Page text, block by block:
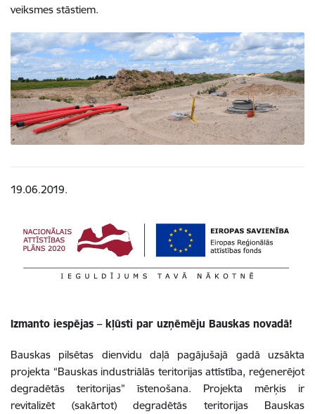
veiksmes stāstiem.
19.06.2019.
Izmanto iespējas – kļūsti par uzņēmēju Bauskas novadā!
Bauskas pilsētas dienvidu daļā pagājušajā gadā uzsākta
projekta “Bauskas industriālās teritorijas attīstība, reģenerējot
degradētās teritorijas” īstenošana. Projekta mērķis ir
revitalizēt (sakārtot) degradētās teritorijas Bauskas